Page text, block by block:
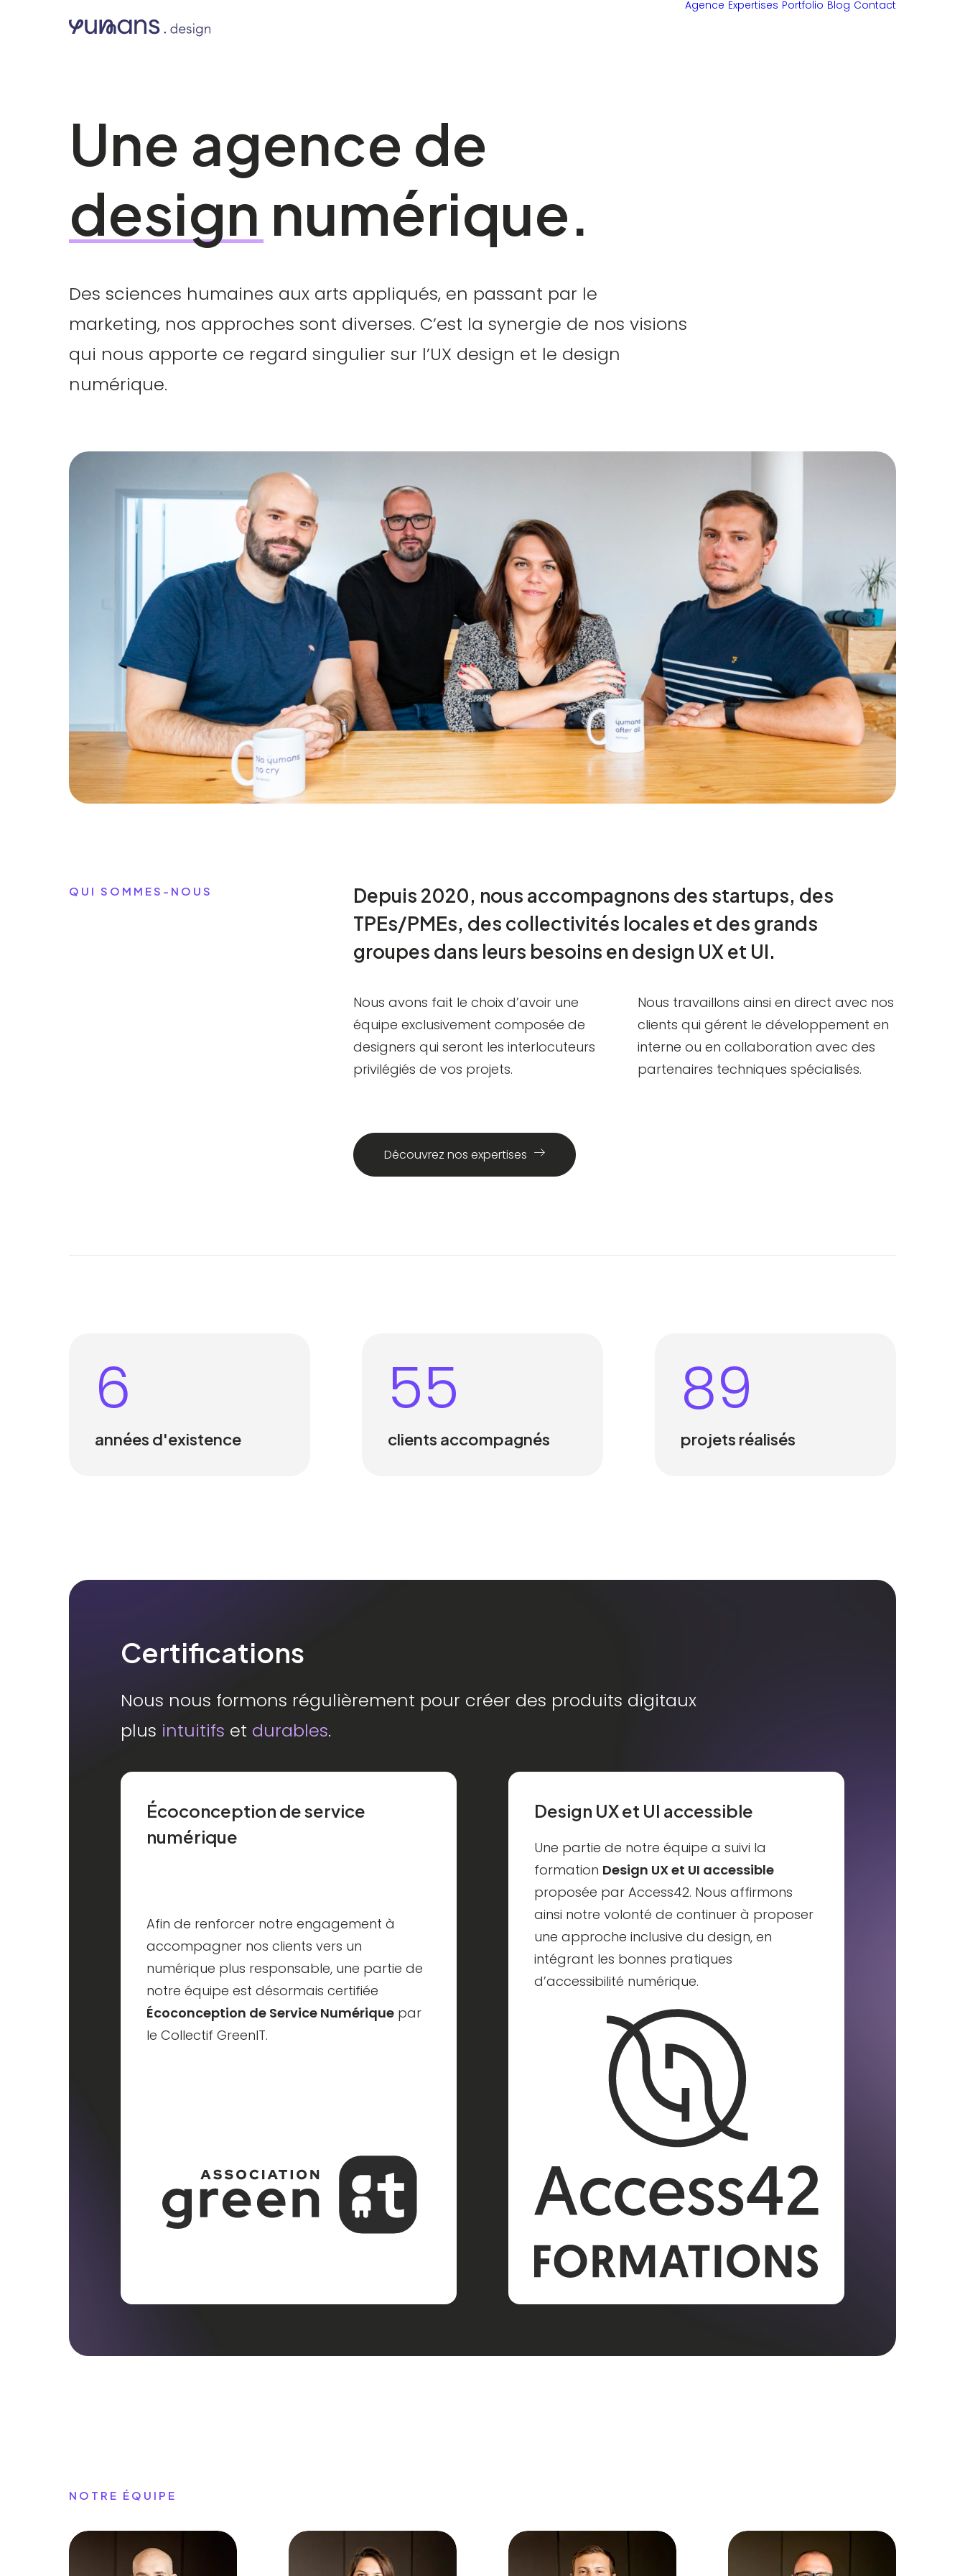
Agence Expertises Portfolio Blog Contact
Une agence de
design numérique.
Des sciences humaines aux arts appliqués, en passant par le
marketing, nos approches sont diverses. C’est la synergie de nos visions
qui nous apporte ce regard singulier sur l’UX design et le design
numérique.
QUI SOMMES-NOUS
Depuis 2020, nous accompagnons des startups, des
TPEs/PMEs, des collectivités locales et des grands
groupes dans leurs besoins en design UX et UI.
Nous avons fait le choix d’avoir une
équipe exclusivement composée de
designers qui seront les interlocuteurs
privilégiés de vos projets.
Découvrez nos expertises
Nous travaillons ainsi en direct avec nos
clients qui gérent le développement en
interne ou en collaboration avec des
partenaires techniques spécialisés.
6
années d'existence
55
clients accompagnés
89
projets réalisés
Certifications
Nous nous formons régulièrement pour créer des produits digitaux
plus intuitifs et durables.
Écoconception de service
numérique
Afin de renforcer notre engagement à
accompagner nos clients vers un
numérique plus responsable, une partie de
notre équipe est désormais certifiée
Écoconception de Service Numérique par
le Collectif GreenIT.
Design UX et UI accessible
Une partie de notre équipe a suivi la
formation Design UX et UI accessible
proposée par Access42. Nous affirmons
ainsi notre volonté de continuer à proposer
une approche inclusive du design, en
intégrant les bonnes pratiques
d’accessibilité numérique.
NOTRE ÉQUIPE